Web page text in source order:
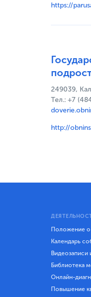
https://
249039,
Тел.: +7
http://
Положение
Календарь
Библиотека
Онлайн-
Повышение